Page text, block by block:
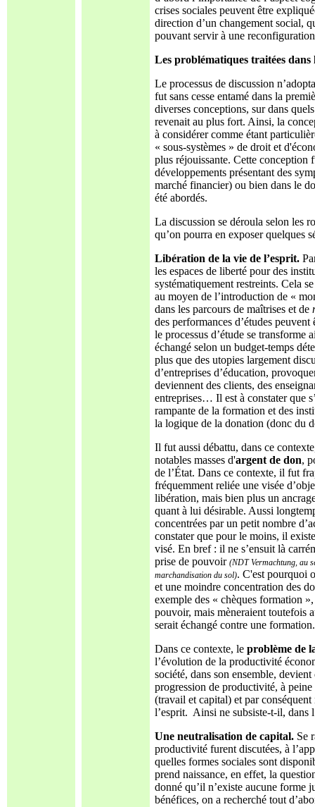
crises sociales peuvent être
direction d’un changement social,
pouvant servir à une
Les problématiques traitées dans
Le processus de discussion
fut sans cesse entamé dans la
diverses conceptions, sur dans
revenait au plus fort. Ainsi, la
à considérer comme étant
« sous-systèmes » de droit et
plus réjouissante. Cette conception
développements présentant des
marché financier) ou bien dans le
été abordés.
La discussion se déroula selon les
qu’on pourra en exposer quelques
Libération de la vie de l’esprit.
les espaces de liberté pour des
systématiquement restreints. Cela
au moyen de l’introduction de «
dans les parcours de maîtrises et de
des performances d’études
le processus d’étude se transforme
échangé selon un budget-temps
plus que des utopies largement
d’entreprises d’éducation,
deviennent des clients, des
entreprises… Il est à constater que
rampante de la formation et des
la logique de la donation (donc du
Il fut aussi débattu, dans ce
notables masses d'argent de don,
de l’État. Dans ce contexte, il fut
fréquemment reliée une visée
libération, mais bien plus un
quant à lui désirable. Aussi
concentrées par un petit nombre
constater que pour le moins, il
visé. En bref : il ne s’ensuit là
prise de pouvoir (NDT Vermachtung, au
marchandisation du sol). C'est pourquoi
et une moindre concentration des
exemple des « chèques formation
pouvoir, mais mèneraient toutefois
serait échangé contre une formation.
Dans ce contexte, le problème de
l’évolution de la productivité
société, dans son ensemble,
progression de productivité, à
(travail et capital) et par
l’esprit. Ainsi ne subsiste-t-il, dans
Une neutralisation de capital. Se
productivité furent discutées, à
quelles formes sociales sont
prend naissance, en effet, la
donné qu’il n’existe aucune forme
bénéfices, on a recherché tout